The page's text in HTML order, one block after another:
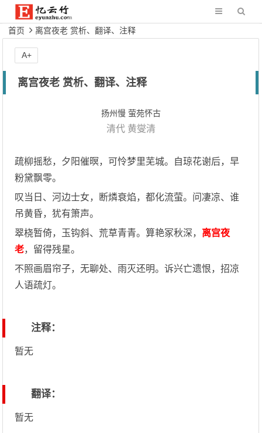
首页 离宫夜老 赏析、翻译、注释
离宫夜老 赏析、翻译、注释
扬州慢 萤苑怀古
清代 黄燮清
疏柳摇愁，夕阳催暝，可怜梦里芜城。自琼花谢后，早
粉黛飘零。
叹当日、河边士女，断燐衰焰，都化流萤。问凄凉、谁
吊黄昏，犹有箫声。
翠桡暂倚，玉钩斜、荒草青青。算艳冢秋深， 离宫夜
老，留得残星。
不照画眉帘子，无聊处、雨灭还明。诉兴亡遗恨，招凉
人语疏灯。
注释：
暂无
翻译：
暂无
A+